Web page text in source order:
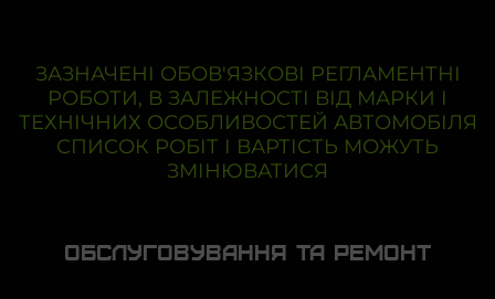
ЗАЗНАЧЕНІ ОБОВ'ЯЗКОВІ РЕГЛАМЕНТНІ
РОБОТИ, В ЗАЛЕЖНОСТІ ВІД МАРКИ І
ТЕХНІЧНИХ ОСОБЛИВОСТЕЙ АВТОМОБІЛЯ
СПИСОК РОБІТ І ВАРТІСТЬ МОЖУТЬ
ЗМІНЮВАТИСЯ
Обслуговування та Ремонт